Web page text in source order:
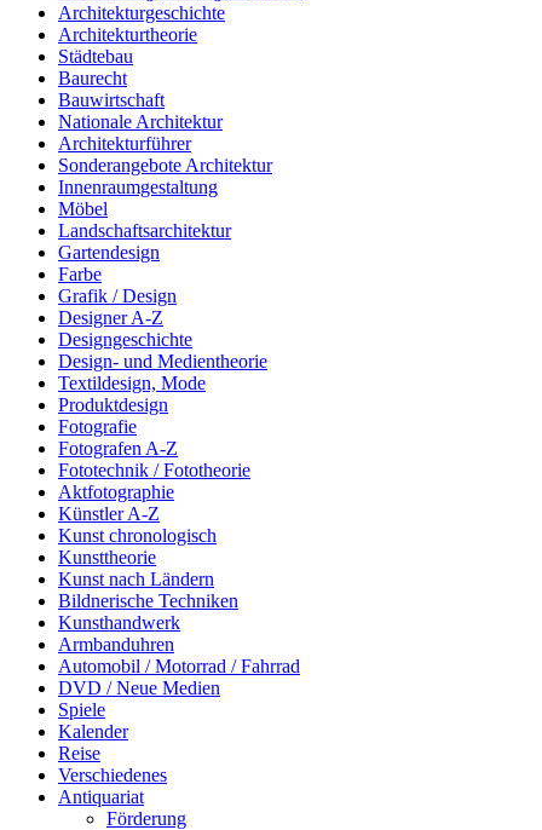
Architekturgeschichte
Architekturtheorie
Städtebau
Baurecht
Bauwirtschaft
Nationale Architektur
Architekturführer
Sonderangebote Architektur
Innenraumgestaltung
Möbel
Landschaftsarchitektur
Gartendesign
Farbe
Grafik / Design
Designer A-Z
Designgeschichte
Design- und Medientheorie
Textildesign, Mode
Produktdesign
Fotografie
Fotografen A-Z
Fototechnik / Fototheorie
Aktfotographie
Künstler A-Z
Kunst chronologisch
Kunsttheorie
Kunst nach Ländern
Bildnerische Techniken
Kunsthandwerk
Armbanduhren
Automobil / Motorrad / Fahrrad
DVD / Neue Medien
Spiele
Kalender
Reise
Verschiedenes
Antiquariat
Förderung